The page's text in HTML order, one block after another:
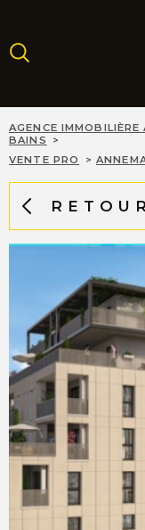
la
recherche
menu
principal
contenu
AGENCE
BAINS
VENTE PRO
RETOUR